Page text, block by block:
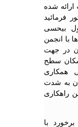
شده
فرمائید
بیحسی
با انجمن
در جهت
سطح
همکاری
به شدت
راهکاری
با